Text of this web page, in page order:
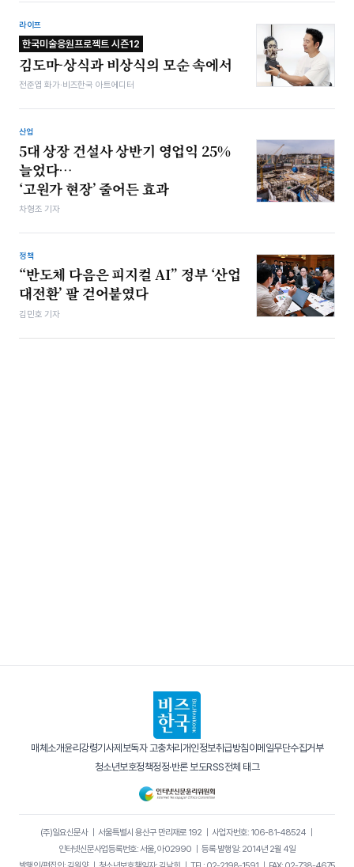
라이프
한국미술응원프로젝트 시즌12
김도마-상식과 비상식의 모순 속에서
전준엽 화가·비즈한국 아트에디터
산업
5대 상장 건설사 상반기 영업익 25%
늘었다…
‘고원가 현장’ 줄어든 효과
차형조 기자
정책
“반도체 다음은 피지컬 AI” 정부 ‘산업
대전환’ 팔 걷어붙였다
김민호 기자
매체소개윤리강령기사제보독자 고충처리개인정보취급방침이메일무단수집거부
청소년보호정책정정·반론 보도RSS전체 태그
(주)일요신문사｜ 서울특별시 용산구 만리재로 192｜ 사업자번호: 106-81-48524｜
인터넷신문사업등록번호: 서울, 아02990 ｜ 등록·발행일: 2014년 2월 4일